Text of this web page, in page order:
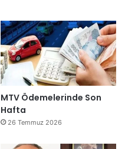
MTV Ödemelerinde Son
Hafta
26 Temmuz 2026